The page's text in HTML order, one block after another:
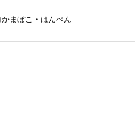

かまぼこ・はんぺん